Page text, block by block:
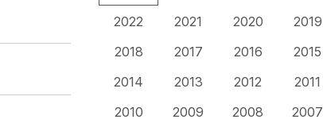
2022
2021 2020
2019
2018
2017 2016
2015
2014
2013 2012
2011
2010
2009 2008
2007